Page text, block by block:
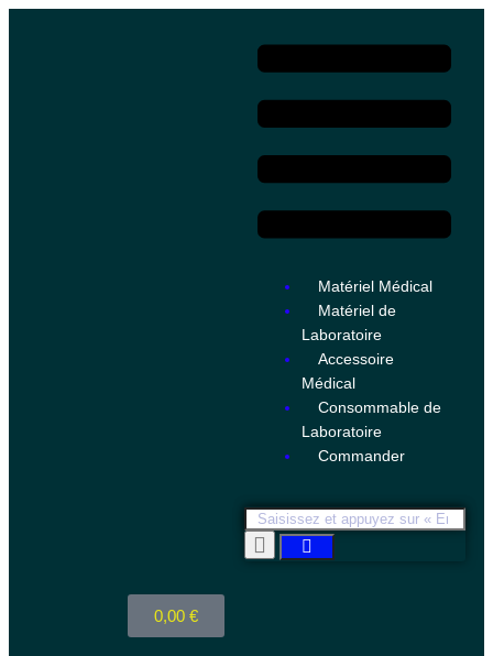
Matériel Médical
Matériel de
Laboratoire
Accessoire
Médical
Consommable de
Laboratoire
Commander
0,00 €